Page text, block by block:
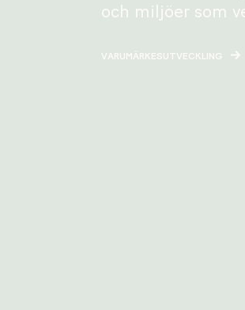
och miljöer som
VARUMÄRKESUTVECKLING